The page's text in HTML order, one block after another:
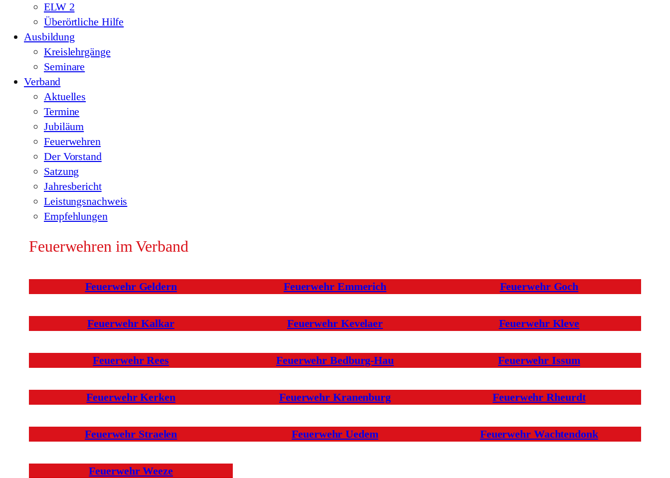
ELW 2
Überörtliche Hilfe
Ausbildung
Kreislehrgänge
Seminare
Verband
Aktuelles
Termine
Jubiläum
Feuerwehren
Der Vorstand
Satzung
Jahresbericht
Leistungsnachweis
Empfehlungen
Feuerwehren im Verband
Feuerwehr Geldern Feuerwehr Emmerich Feuerwehr Goch
Feuerwehr Kalkar Feuerwehr Kevelaer Feuerwehr Kleve
Feuerwehr Rees Feuerwehr Bedburg-Hau Feuerwehr Issum
Feuerwehr Kerken Feuerwehr Kranenburg Feuerwehr Rheurdt
Feuerwehr Straelen Feuerwehr Uedem Feuerwehr Wachtendonk
Feuerwehr Weeze